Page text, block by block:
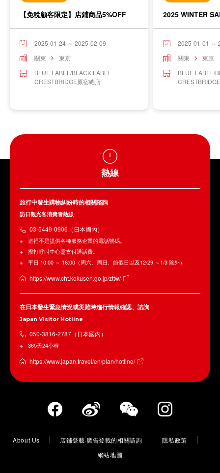
【免稅顧客限定】店鋪商品5%OFF
2025-01-24 ～ 2025-02-09
關東
東京
BLUE LABEL/BLACK LABEL
CRESTBRIDGE原宿總店
2025 WINTER
2025-01-01 ～
關東
東京
BLUE LABEL/
熱線
旅行中發生購物糾紛時的相關諮詢
訪日觀光客消費者熱線
03-5449-0906（日本國內）
這裡不是提供各種服務企業的電話號碼。
撥打呼叫中心需支付通話費。
平日 10:00 ～ 16:00（周六、周日、節假日以及12/29 ～1/3 除外）
https://www.cht.kokusen.go.jp/zttw/
在日本發生緊急情況或災難時進行情報確認、諮詢
Japan Visitor Hotline
050-3816-2787（日本國內）
365天24小時
https://www.japan.travel/en/plan/hotline/
About Us 店鋪登載·廣告登載的相關諮詢
隱私政策
網站地圖